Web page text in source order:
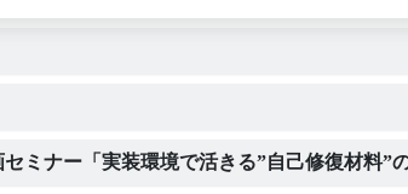
ミナー「実装環境で活きる”自己修復材料”